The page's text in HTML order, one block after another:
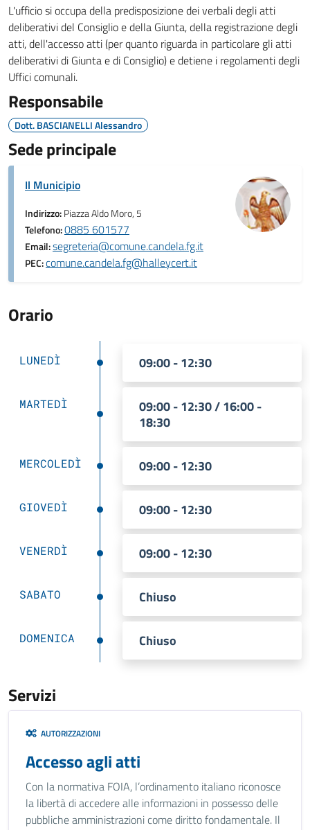
L'ufficio si occupa della predisposizione dei verbali degli atti
deliberativi del Consiglio e della Giunta, della registrazione degli
atti, dell'accesso atti (per quanto riguarda in particolare gli atti
deliberativi di Giunta e di Consiglio) e detiene i regolamenti degli
Uffici comunali.
Responsabile
Dott. BASCIANELLI Alessandro
Sede principale
Il Municipio
Indirizzo:Piazza Aldo Moro, 5
Telefono:0885 601577
Email:segreteria@comune.candela.fg.it
PEC:comune.candela.fg@halleycert.it
Orario
LUNEDÌ 09:00 - 12:30
MARTEDÌ
09:00 - 12:30 / 16:00 -
18:30
MERCOLEDÌ 09:00 - 12:30
GIOVEDÌ 09:00 - 12:30
VENERDÌ 09:00 - 12:30
SABATO Chiuso
DOMENICA Chiuso
Servizi
AUTORIZZAZIONI
Accesso agli atti
Con la normativa FOIA, l’ordinamento italiano riconosce
la libertà di accedere alle informazioni in possesso delle
pubbliche amministrazioni come diritto fondamentale. Il